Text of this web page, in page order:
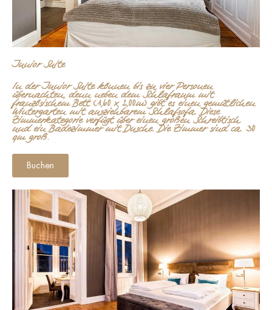
Junior Suite
In der Junior Suite können bis zu vier Personen
übernachten, denn neben dem Schlafraum mit
französischem Bett (1,60 x 2,00m) gibt es einen gemütlichen
Wintergarten mit ausziehbarem Schlafsofa. Diese
Zimmerkategorie verfügt über einen großen Schreibtisch
und ein Badezimmer mit Dusche. Die Zimmer sind ca. 30
qm groß.
Buchen